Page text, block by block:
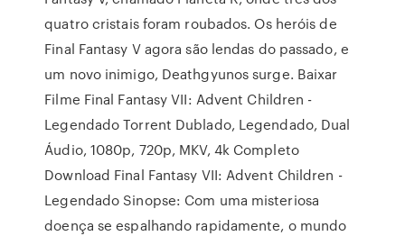
quatro cristais foram roubados. Os heróis de
Final Fantasy V agora são lendas do passado, e
um novo inimigo, Deathgyunos surge. Baixar
Filme Final Fantasy VII: Advent Children -
Legendado Torrent Dublado, Legendado, Dual
Áudio, 1080p, 720p, MKV, 4k Completo
Download Final Fantasy VII: Advent Children -
Legendado Sinopse: Com uma misteriosa
doença se espalhando rapidamente, o mundo